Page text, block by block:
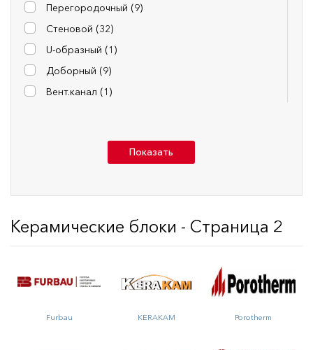
Перегородочный (9)
Стеновой (32)
U-образный (1 )
Доборный (9)
Вент.канал (1 )
Показать
Керамические блоки - Страница 2
Furbau KERAKAM Porotherm